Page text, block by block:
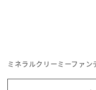
ミネラルクリーミーファン